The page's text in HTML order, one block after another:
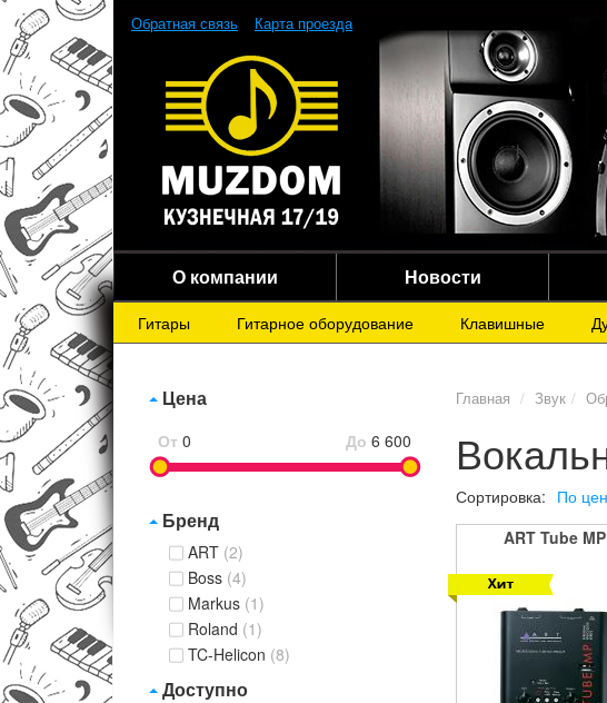
Обратная связь Карта проезда
О компании Новости
Гитары Гитарное оборудование Клавишные
Цена
От 0 До 6 600
Бренд
ART (2)
Boss (4)
Markus (1)
Roland (1)
TC-Helicon (8)
Доступно
Главная Звук
Сортировка: По
ART Tube MP